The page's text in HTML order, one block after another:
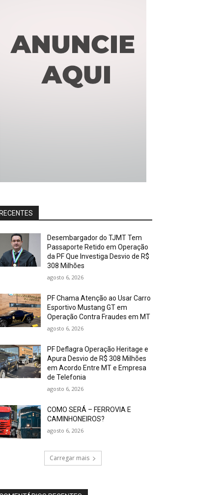
RECENTES
Desembargador do TJMT Tem
Passaporte Retido em Operação
da PF Que Investiga Desvio de R$
308 Milhões
agosto 6, 2026
PF Chama Atenção ao Usar Carro
Esportivo Mustang GT em
Operação Contra Fraudes em MT
agosto 6, 2026
PF Deflagra Operação Heritage e
Apura Desvio de R$ 308 Milhões
em Acordo Entre MT e Empresa
de Telefonia
agosto 6, 2026
COMO SERÁ – FERROVIA E
CAMINHONEIROS?
agosto 6, 2026
Carregar mais